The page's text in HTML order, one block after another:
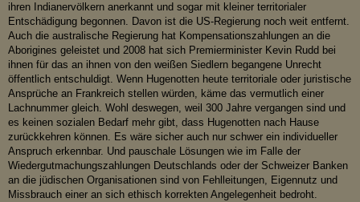
ihren Indianervölkern anerkannt und sogar mit kleiner territorialer
Entschädigung begonnen. Davon ist die US-Regierung noch weit entfernt.
Auch die australische Regierung hat Kompensationszahlungen an die
Aborigines geleistet und 2008 hat sich Premierminister Kevin Rudd bei
ihnen für das an ihnen von den weißen Siedlern begangene Unrecht
öffentlich entschuldigt. Wenn Hugenotten heute territoriale oder juristische
Ansprüche an Frankreich stellen würden, käme das vermutlich einer
Lachnummer gleich. Wohl deswegen, weil 300 Jahre vergangen sind und
es keinen sozialen Bedarf mehr gibt, dass Hugenotten nach Hause
zurückkehren können. Es wäre sicher auch nur schwer ein individueller
Anspruch erkennbar. Und pauschale Lösungen wie im Falle der
Wiedergutmachungszahlungen Deutschlands oder der Schweizer Banken
an die jüdischen Organisationen sind von Fehlleitungen, Eigennutz und
Missbrauch einer an sich ethisch korrekten Angelegenheit bedroht.